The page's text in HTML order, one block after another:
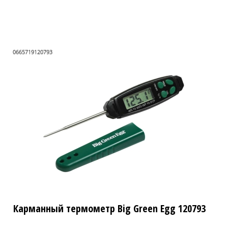
0665719120793
Карманный термометр Big Green Egg 120793